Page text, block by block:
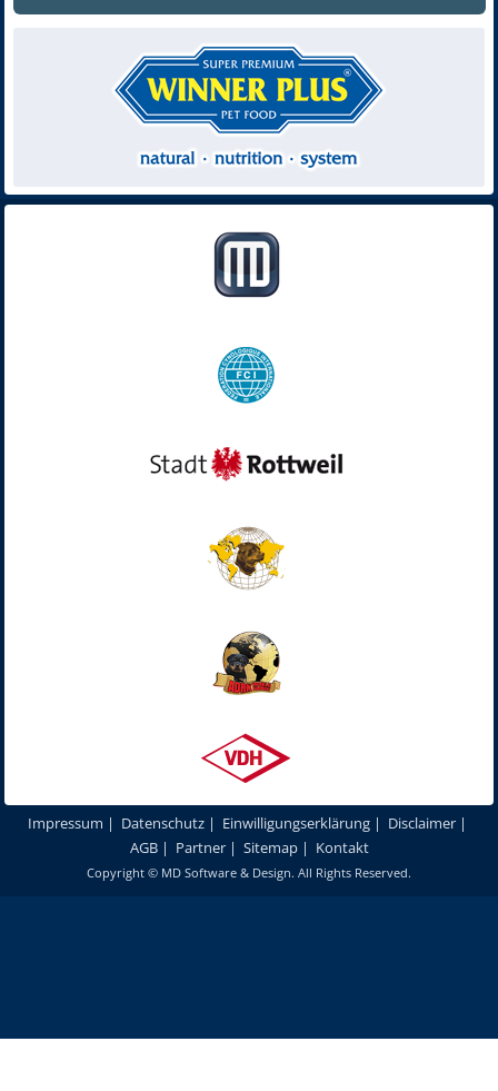
Impressum | Datenschutz | Einwilligungserklärung | Disclaimer |
AGB| Partner| Sitemap| Kontakt
Copyright © MD Software & Design. All Rights Reserved.